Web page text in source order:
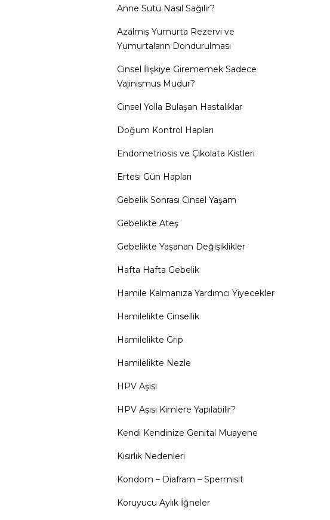
Anne Sütü Nasıl Sağılır?
Azalmış Yumurta Rezervi ve
Yumurtaların Dondurulması
Cinsel İlişkiye Girememek Sadece
Vajinismus Mudur?
Cinsel Yolla Bulaşan Hastalıklar
Doğum Kontrol Hapları
Endometriosis ve Çikolata Kistleri
Ertesi Gün Hapları
Gebelik Sonrası Cinsel Yaşam
Gebelikte Ateş
Gebelikte Yaşanan Değişiklikler
Hafta Hafta Gebelik
Hamile Kalmanıza Yardımcı Yiyecekler
Hamilelikte Cinsellik
Hamilelikte Grip
Hamilelikte Nezle
HPV Aşısı
HPV Aşısı Kimlere Yapılabilir?
Kendi Kendinize Genital Muayene
Kısırlık Nedenleri
Kondom – Diafram – Spermisit
Koruyucu Aylık İğneler